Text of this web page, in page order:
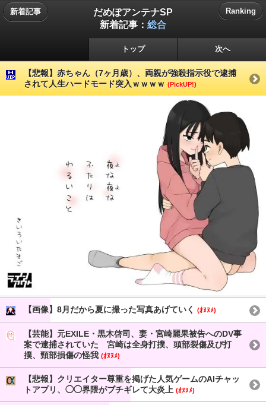
新着記事
だめぽアンテナSP
新着記事： 総合
Ranking
トップ 次へ
【悲報】赤ちゃん（7ヶ月歳）、両親が強殺指示役で逮捕
されて人生ハードモード突入ｗｗｗｗ (PickUP!)
【画像】8月だから夏に撮った写真あげていく (ｵﾇﾇﾒ)
【芸能】元EXILE・黒木啓司、妻・宮崎麗果被告へのDV事
案で逮捕されていた 宮崎は全身打撲、頭部裂傷及び打
撲、頸部損傷の怪我 (ｵﾇﾇﾒ)
【悲報】クリエイター尊重を掲げた人気ゲームのAIチャッ
トアプリ、◯◯界隈がブチギレて大炎上 (ｵﾇﾇﾒ)